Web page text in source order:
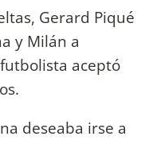
Gerard Piqué
y Milán a
aceptó
deseaba irse a